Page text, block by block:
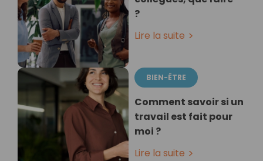
?
Lire la suite
BIEN-ÊTRE
Comment savoir si un
travail est fait pour
moi ?
Lire la suite